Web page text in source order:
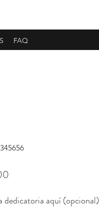
FAQ
dedicatoria aquí (opcional)